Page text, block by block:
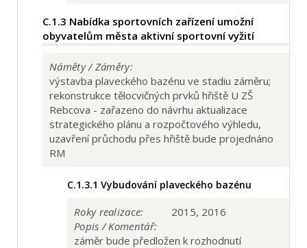
C.1.3 Nabídka sportovních zařízení umožní
obyvatelům města aktivní sportovní vyžití
Náměty / Záměry:
výstavba plaveckého bazénu ve stadiu záměru;
rekonstrukce tělocvičných prvků hřiště U ZŠ
Rebcova - zařazeno do návrhu aktualizace
strategického plánu a rozpočtového výhledu,
uzavření průchodu přes hřiště bude projednáno
RM
C.1.3.1 Vybudování plaveckého bazénu
Roky realizace:
2015, 2016
Popis / Komentář:
záměr bude předložen k rozhodnutí